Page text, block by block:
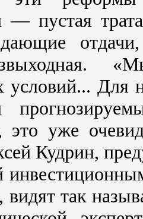
— пустая
условий...
это уже
Кудрин,
так